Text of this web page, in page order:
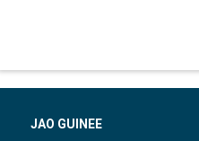
JAO GUINEE